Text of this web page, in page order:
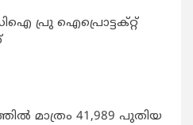
പ്രു ഐപ്രൊട്ടക്റ്റ്
മാത്രം 41,989 പുതിയ